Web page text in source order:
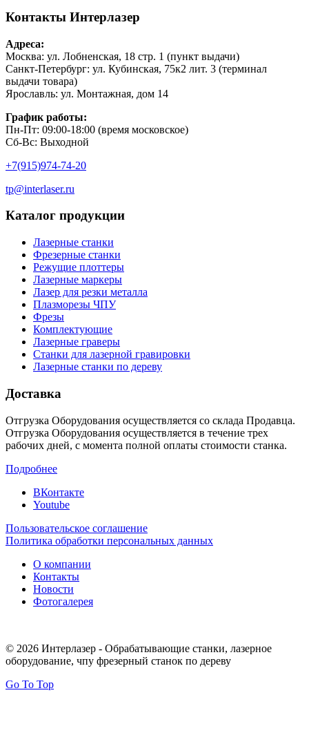
Контакты Интерлазер
Адреса:
Москва: ул. Лобненская, 18 стр. 1 (пункт выдачи)
Санкт-Петербург: ул. Кубинская, 75к2 лит. 3 (терминал
выдачи товара)
Ярославль: ул. Монтажная, дом 14
График работы:
Пн-Пт: 09:00-18:00 (время московское)
Сб-Вс: Выходной
+7(915)974-74-20
tp@interlaser.ru
Каталог продукции
Лазерные станки
Фрезерные станки
Режущие плоттеры
Лазерные маркеры
Лазер для резки металла
Плазморезы ЧПУ
Фрезы
Комплектующие
Лазерные граверы
Станки для лазерной гравировки
Лазерные станки по дереву
Доставка
Отгрузка Оборудования осуществляется со склада Продавца.
Отгрузка Оборудования осуществляется в течение трех
рабочих дней, с момента полной оплаты стоимости станка.
Подробнее
ВКонтакте
Youtube
Пользовательское соглашение
Политика обработки персональных данных
О компании
Контакты
Новости
Фотогалерея
© 2026 Интерлазер - Обрабатывающие станки, лазерное
оборудование, чпу фрезерный станок по дереву
Go To Top